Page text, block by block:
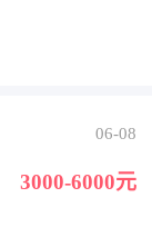
06-08
3000-6000元